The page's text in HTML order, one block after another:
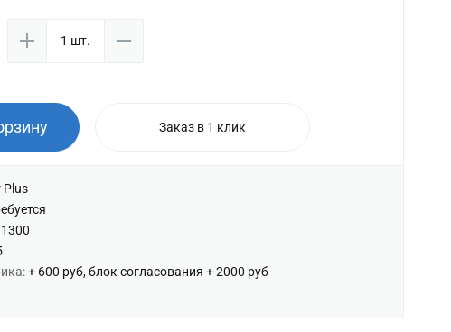
Заказ в 1 клик
Plus
1300
+ 600 руб, блок согласования + 2000 руб